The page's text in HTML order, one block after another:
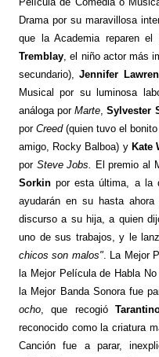
Drama por su maravillosa
que la Academia reparen
Tremblay, el niño actor más
secundario),Jennifer
Musical por su luminosa
análoga porMarte, Sylvester
porCreed(quien tuvo el
amigo, Rocky Balboa) y Kate
por Steve Jobs. El premio al
Sorkinpor esta última, a la
ayudarán en su hasta ahora
discurso a su hija, a quien
uno de sus trabajos, y le
chicos son malos". La Mejor
la Mejor Película de Habla
la Mejor Banda Sonora fue
ocho, que recogió
reconocido como la criatura
Canción fue a parar,